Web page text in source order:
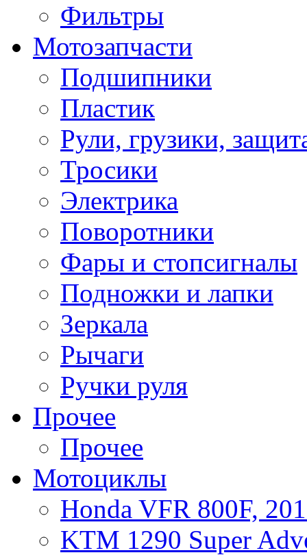
Фильтры
Мотозапчасти
Подшипники
Пластик
Рули, грузики,
Тросики
Электрика
Поворотники
Фары и стопсигналы
Подножки и лапки
Зеркала
Рычаги
Ручки руля
Прочее
Прочее
Мотоциклы
Honda VFR 800F,
KTM 1290 Super